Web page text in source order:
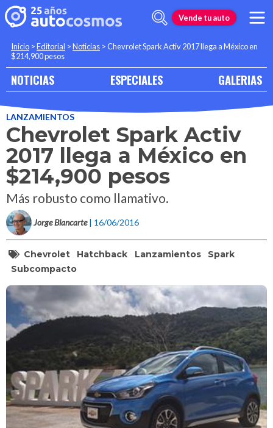
Vende tu auto
Inicio >Editorial >Noticias >Chevrolet Spark Activ 2017 llega a México en
$214,900 pesos
NOTICIAS ESPECIALES GALERIAS
LANZAMIENTOS
Chevrolet Spark Activ
2017 llega a México en
$214,900 pesos
Más robusto como llamativo.
Jorge Blancarte | 16/06/2016
Chevrolet Hatchback Lanzamientos
Spark
Subcompacto